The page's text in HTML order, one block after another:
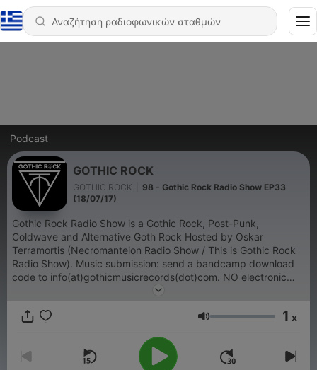
Podcast
GOTHIC ROCK
GOTHIC ROCK
98 - Gothic Rock Radio Show EP33
(18/07/17)
Gothic Rock Radio Show is a Gothic Rock, Post-Punk,
Coldwave and Alternative Goth Rock Hosted by Oskar
Terramortis (Necromanteion Radio Show / This is Gothic Rock
Radio Show). Music submission: send a bandcamp download
code to info(at)gothicmusicrecords(dot)com. NO electronic
goth styles, no guitars no add. * To avoid malware / virus
Ένταση 1 x